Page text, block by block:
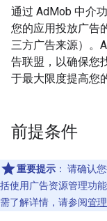
通过 AdMob 中介
您的应用投放广告
三方广告来源）。
告联盟，以确保您
于最大限度提高您
前提条件
重要提示 ： 请确认
括使用广告资源管理功
需了解详情，请参阅管